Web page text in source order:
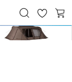
お
気
カ